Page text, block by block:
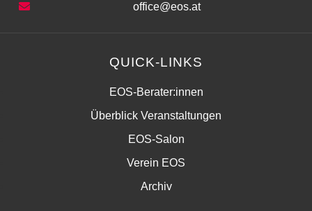
office@eos.at
QUICK-LINKS
EOS-Berater:innen
Überblick Veranstaltungen
EOS-Salon
Verein EOS
Archiv